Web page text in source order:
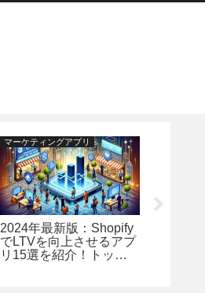
マーケティングアプリ
2024年最新版：Shopify
でLTVを向上させるアプ
リ15選を紹介！トップ